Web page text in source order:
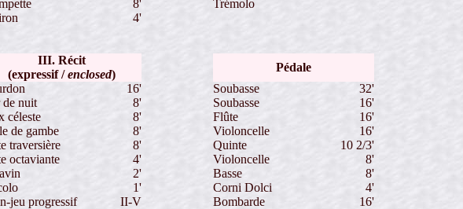
8'
Trémolo
4'
III. Récit
(expressif /enclosed)
Pédale
16' Soubasse
32'
de nuit
8' Soubasse
16'
céleste
8' Flûte
16'
de gambe
8' Violoncelle
16'
traversière
8' Quinte
10 2/3'
octaviante
4' Violoncelle
8'
2' Basse
8'
1' Corni Dolci
4'
jeu progressif
II-V Bombarde
16'